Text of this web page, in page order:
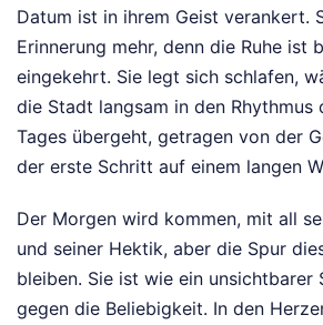
Datum ist in ihrem Geist verankert.
Erinnerung mehr, denn die Ruhe ist
eingekehrt. Sie legt sich schlafen,
die Stadt langsam in den Rhythmus
Tages übergeht, getragen von der
der erste Schritt auf einem langen
Der Morgen wird kommen, mit all
und seiner Hektik, aber die Spur
bleiben. Sie ist wie ein unsichtbarer
gegen die Beliebigkeit. In den